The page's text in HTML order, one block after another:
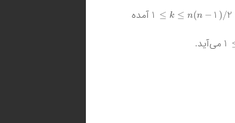
k n n 1 2
آمده
u می‌آید.